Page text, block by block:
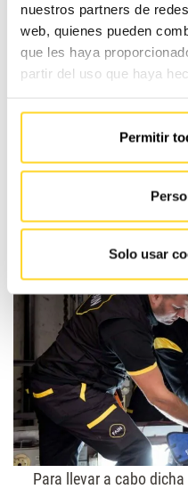
nuestros partners de
web, quienes pueden
que les haya
partir del uso que haya
Permitir
Solo usar
mantenimiento,
La contratación se
no
Para llevar a cabo